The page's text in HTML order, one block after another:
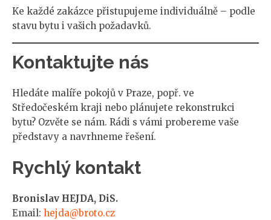
Ke každé zakázce přistupujeme individuálně – podle
stavu bytu i vašich požadavků.
Kontaktujte nás
Hledáte malíře pokojů v Praze, popř. ve
Středočeském kraji nebo plánujete rekonstrukci
bytu? Ozvěte se nám. Rádi s vámi probereme vaše
představy a navrhneme řešení.
Rychlý kontakt
Bronislav HEJDA, DiS.
Email: hejda@broto.cz